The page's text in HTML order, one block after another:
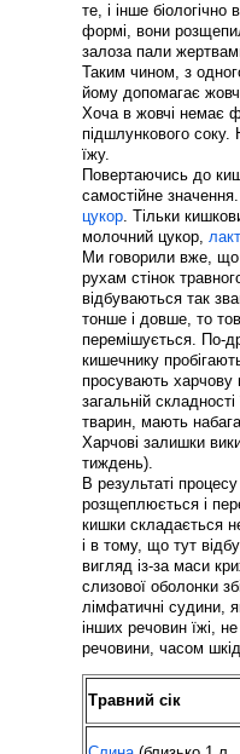
те, і інше
формі, вони
залоза пали
Таким чином, з
йому допомагає
Хоча в жовчі немає
підшлункового
їжу.
Повертаючись до
самостійне
цукор. Тільки
молочний цукор,
Ми говорили вже, що
рухам стінок
відбуваються так
тонше і довше, то
перемішується. По-
кишечнику
просувають харчову
загальній
тварин, мають
Харчові залишки
тиждень).
В результаті
розщеплюється і
кишки складається
і в тому, що тут
вигляд із-за маси
слизової оболонки
лімфатичні судини,
інших речовин їжі,
речовини, часом
Травний сік